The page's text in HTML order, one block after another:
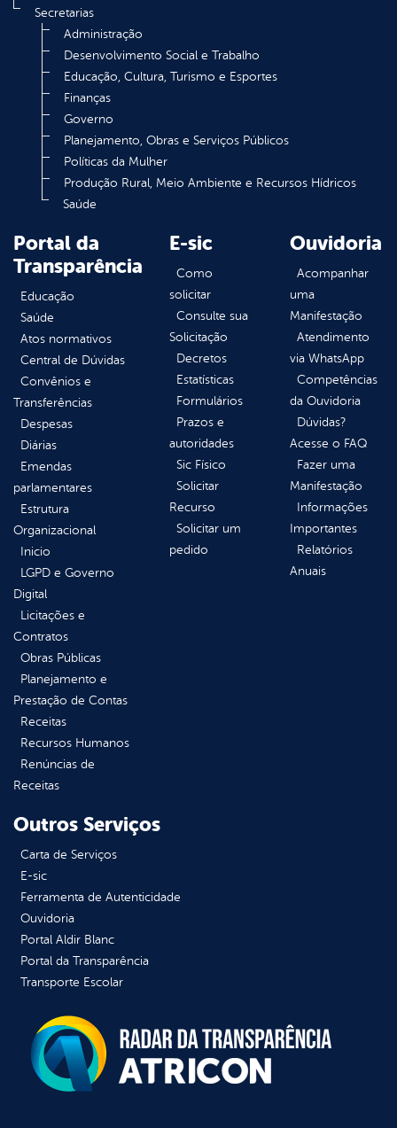
Secretarias
Administração
Desenvolvimento Social e Trabalho
Educação, Cultura, Turismo e Esportes
Finanças
Governo
Planejamento, Obras e Serviços Públicos
Políticas da Mulher
Produção Rural, Meio Ambiente e Recursos Hídricos
Saúde
Portal da
Transparência
Educação
Saúde
Atos normativos
Central de Dúvidas
Convênios e
Transferências
Despesas
Diárias
Emendas
parlamentares
Estrutura
Organizacional
Inicio
LGPD e Governo
Digital
Licitações e
Contratos
Obras Públicas
Planejamento e
Prestação de Contas
Receitas
Recursos Humanos
Renúncias de
Receitas
E-sic
Como
solicitar
Consulte sua
Solicitação
Decretos
Estatísticas
Formulários
Prazos e
autoridades
Sic Físico
Solicitar
Recurso
Solicitar um
pedido
Ouvidoria
Acompanhar
uma
Manifestação
Atendimento
via WhatsApp
Competências
da Ouvidoria
Dúvidas?
Acesse o FAQ
Fazer uma
Manifestação
Informações
Importantes
Relatórios
Anuais
Outros Serviços
Carta de Serviços
E-sic
Ferramenta de Autenticidade
Ouvidoria
Portal Aldir Blanc
Portal da Transparência
Transporte Escolar